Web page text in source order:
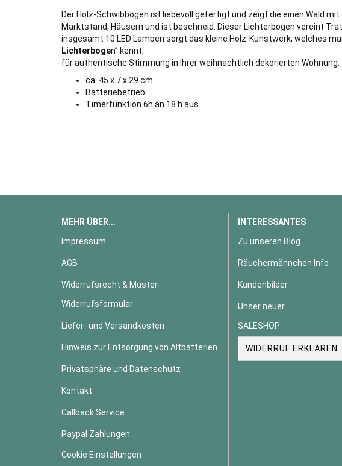
Der Holz-Schwibbogen ist liebevoll gefertigt und zeigt die einen Wald
Marktstand, Häusern und ist beschneid. Dieser Lichterbogen vereint
insgesamt 10 LED Lampen sorgt das kleine Holz-Kunstwerk, welches
Lichterbogen” kennt,
für authentische Stimmung in Ihrer weihnachtlich dekorierten Wohnung.
ca: 45 x 7 x 29 cm
Batteriebetrieb
Timerfunktion 6h an 18 h aus
MEHR ÜBER...
Impressum
AGB
Widerrufsrecht & Muster-
Widerrufsformular
Liefer- und Versandkosten
Hinweis zur Entsorgung von Altbatterien
Privatsphäre und Datenschutz
Kontakt
Callback Service
Paypal Zahlungen
Cookie Einstellungen
INTERESSANTES
Zu unseren Blog
Räuchermännchen Info
Kundenbilder
Unser neuer
SALESHOP
WIDERRUF ERKLÄREN